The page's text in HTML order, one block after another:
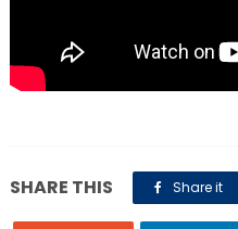
SHARE THIS Share it